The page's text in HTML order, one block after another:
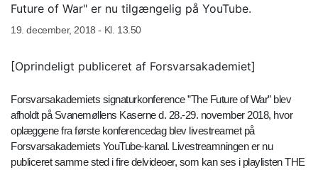
Future of War" er nu tilgængelig på YouTube.
19. december, 2018 - Kl. 13.50
[Oprindeligt publiceret af Forsvarsakademiet]
Forsvarsakademiets signaturkonference ”The Future of War” blev
afholdt på Svanemøllens Kaserne d. 28.-29. november 2018, hvor
oplæggene fra første konferencedag blev livestreamet på
Forsvarsakademiets YouTube-kanal. Livestreamningen er nu
publiceret samme sted i fire delvideoer, som kan ses i playlisten THE